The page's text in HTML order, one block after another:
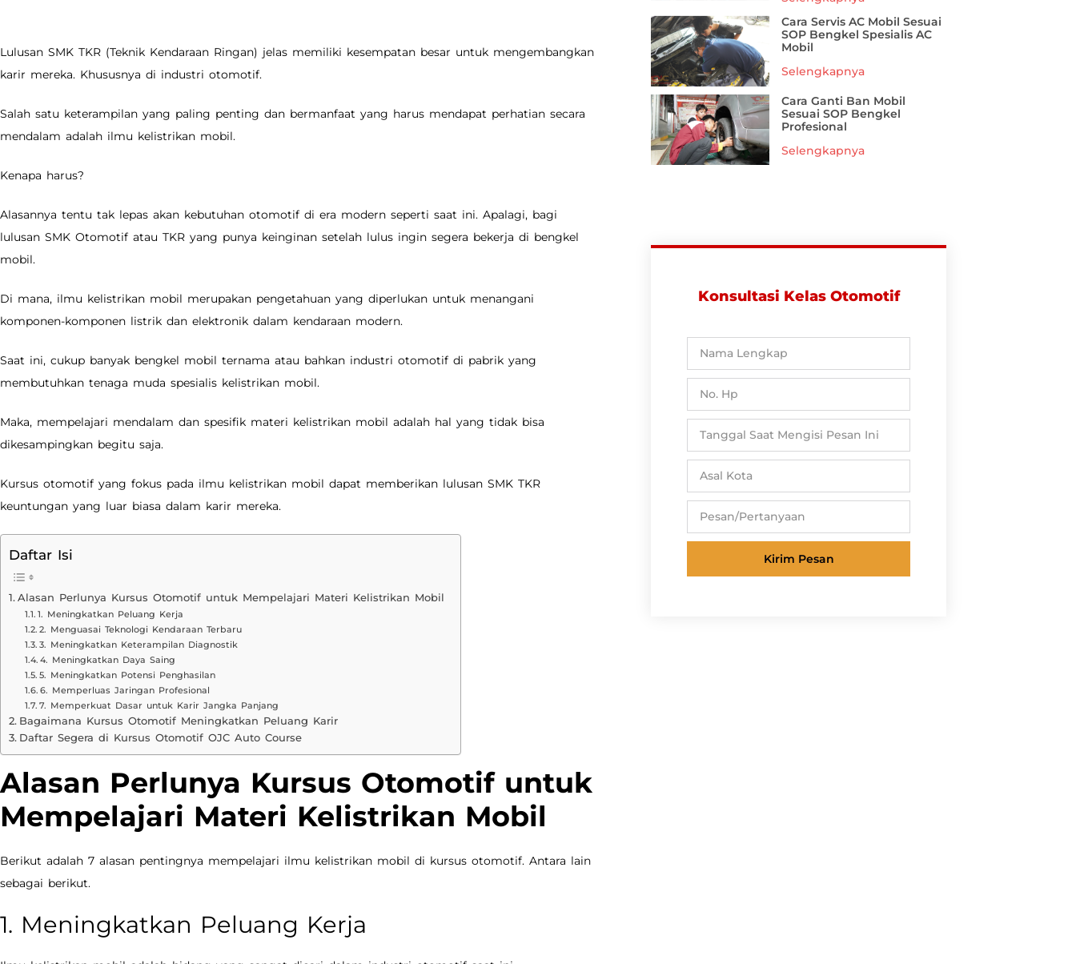
Lulusan SMK TKR (Teknik Kendaraan Ringan) jelas memiliki kesempatan besar untuk mengembangkan
karir mereka. Khususnya di industri otomotif.
Salah satu keterampilan yang paling penting dan bermanfaat yang harus mendapat perhatian secara
mendalam adalah ilmu kelistrikan mobil.
Kenapa harus?
Alasannya tentu tak lepas akan kebutuhan otomotif di era modern seperti saat ini. Apalagi, bagi
lulusan SMK Otomotif atau TKR yang punya keinginan setelah lulus ingin segera bekerja di bengkel
mobil.
Di mana, ilmu kelistrikan mobil merupakan pengetahuan yang diperlukan untuk menangani
komponen-komponen listrik dan elektronik dalam kendaraan modern.
Saat ini, cukup banyak bengkel mobil ternama atau bahkan industri otomotif di pabrik yang
membutuhkan tenaga muda spesialis kelistrikan mobil.
Maka, mempelajari mendalam dan spesifik materi kelistrikan mobil adalah hal yang tidak bisa
dikesampingkan begitu saja.
Kursus otomotif yang fokus pada ilmu kelistrikan mobil dapat memberikan lulusan SMK TKR
keuntungan yang luar biasa dalam karir mereka.
Daftar Isi
Alasan Perlunya Kursus Otomotif untuk Mempelajari Materi Kelistrikan Mobil
1. Meningkatkan Peluang Kerja
2. Menguasai Teknologi Kendaraan Terbaru
3. Meningkatkan Keterampilan Diagnostik
4. Meningkatkan Daya Saing
5. Meningkatkan Potensi Penghasilan
6. Memperluas Jaringan Profesional
7. Memperkuat Dasar untuk Karir Jangka Panjang
Bagaimana Kursus Otomotif Meningkatkan Peluang Karir
Daftar Segera di Kursus Otomotif OJC Auto Course
Alasan Perlunya Kursus Otomotif untuk
Mempelajari Materi Kelistrikan Mobil
Berikut adalah 7 alasan pentingnya mempelajari ilmu kelistrikan mobil di kursus otomotif. Antara lain
sebagai berikut.
1. Meningkatkan Peluang Kerja
Cara Servis AC Mobil Sesuai
SOP Bengkel Spesialis AC
Mobil
Selengkapnya
Cara Ganti Ban Mobil
Sesuai SOP Bengkel
Profesional
Selengkapnya
Konsultasi Kelas Otomotif
Kirim Pesan